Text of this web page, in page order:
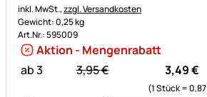
Steuerhinweis:
inkl. MwSt.,zzgl. Versandkosten
Gewicht: 0,25 kg
Art.Nr.: 595009
Aktion - Mengenrabatt
ab 3
statt:
3,95€ 3,49€
(1 Stück =0,87